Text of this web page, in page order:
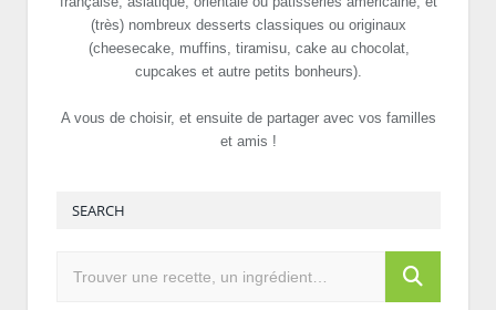
(très) nombreux desserts classiques ou originaux
(cheesecake, muffins, tiramisu, cake au chocolat,
cupcakes et autre petits bonheurs).
A vous de choisir, et ensuite de partager avec vos familles
et amis !
SEARCH